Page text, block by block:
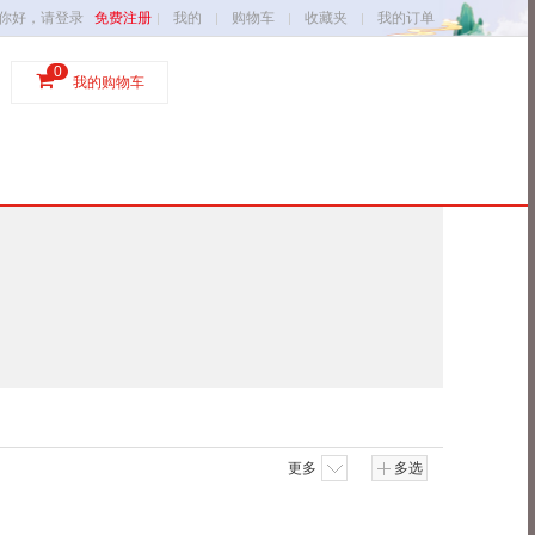
好，请登录 免费注册 我的 购物车 收藏夹 我的订单
我的购物车
0
更多 多选